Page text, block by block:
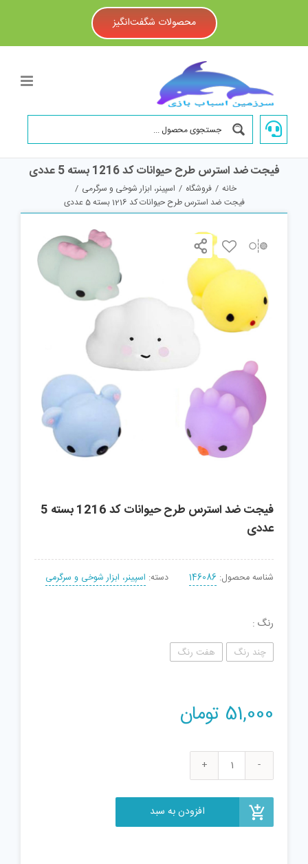
محصولات شگفت‌انگیز
فیجت ضد استرس طرح حیوانات کد 1216 بسته 5 عددی
خانه / فروشگاه / اسپینر، ابزار شوخی و سرگرمی /
فیجت ضد استرس طرح حیوانات کد 1216 بسته 5 عددی
فیجت ضد استرس طرح حیوانات کد 1216 بسته 5
عددی
شناسه محصول: 146086 دسته: اسپینر، ابزار شوخی و سرگرمی
رنگ
چند رنگ هفت رنگ
51,000 تومان
فیجت
افزودن به سبد